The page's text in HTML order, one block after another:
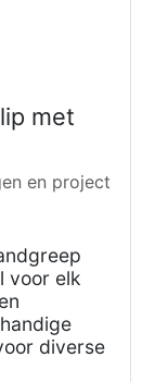
met
en project
voor elk
diverse